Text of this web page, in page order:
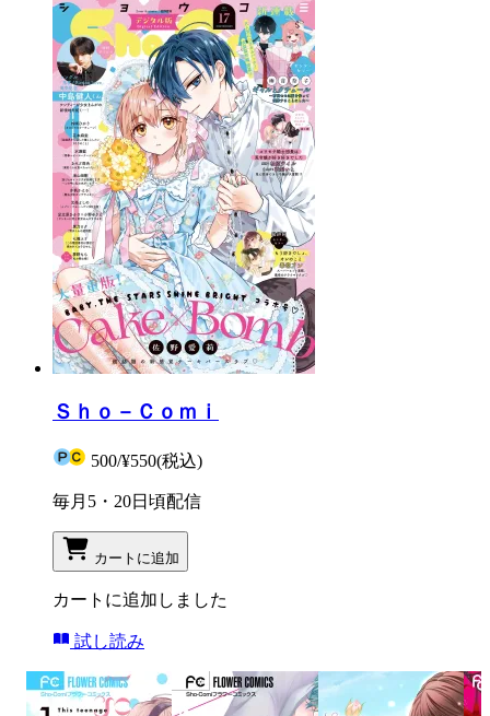
Ｓｈｏ－Ｃｏｍｉ
500/¥550(税込)
毎月5・20日頃配信
カートに追加
カートに追加しました
試し読み